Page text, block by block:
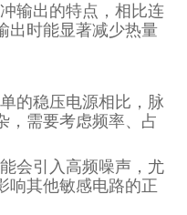
输出的特点，相比连
出时能显著减少热量
的稳压电源相比，脉
，需要考虑频率、占
会引入高频噪声，尤
响其他敏感电路的正